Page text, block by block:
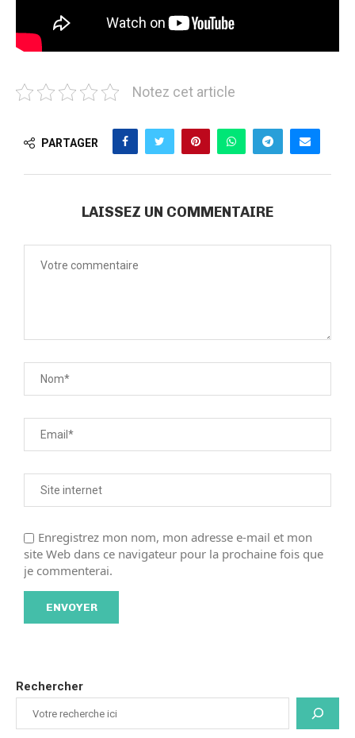
Notez cet article
PARTAGER
LAISSEZ UN COMMENTAIRE
Enregistrez mon nom, mon adresse e-mail et mon
site Web dans ce navigateur pour la prochaine fois que
je commenterai.
Rechercher